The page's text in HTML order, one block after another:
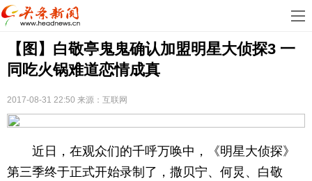
首
乐
科
产
车
教
【图】白敬亭鬼鬼确认加盟明星大侦探3 一
同吃火锅难道恋情成真
2017-08-31 22:50 来源：互联网
近日，在观众们的千呼万唤中，《明星大侦探》
第三季终于正式开始录制了，撒贝宁、何炅、白敬